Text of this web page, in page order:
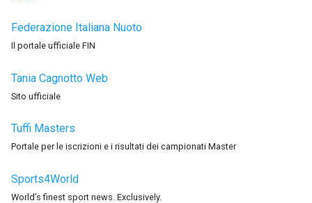
Federazione Italiana Nuoto
Il portale ufficiale FIN
Tania Cagnotto Web
Sito ufficiale
Tuffi Masters
Portale per le iscrizioni e i risultati dei campionati Master
Sports4World
World’s finest sport news. Exclusively.